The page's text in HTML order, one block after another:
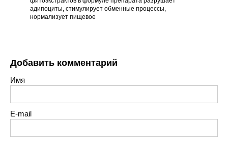
адипоциты, стимулирует обменные процессы,
нормализует пищевое
Добавить комментарий
Имя
E-mail